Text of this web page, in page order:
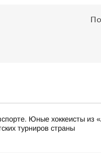
Юные хоккеисты из
турниров страны